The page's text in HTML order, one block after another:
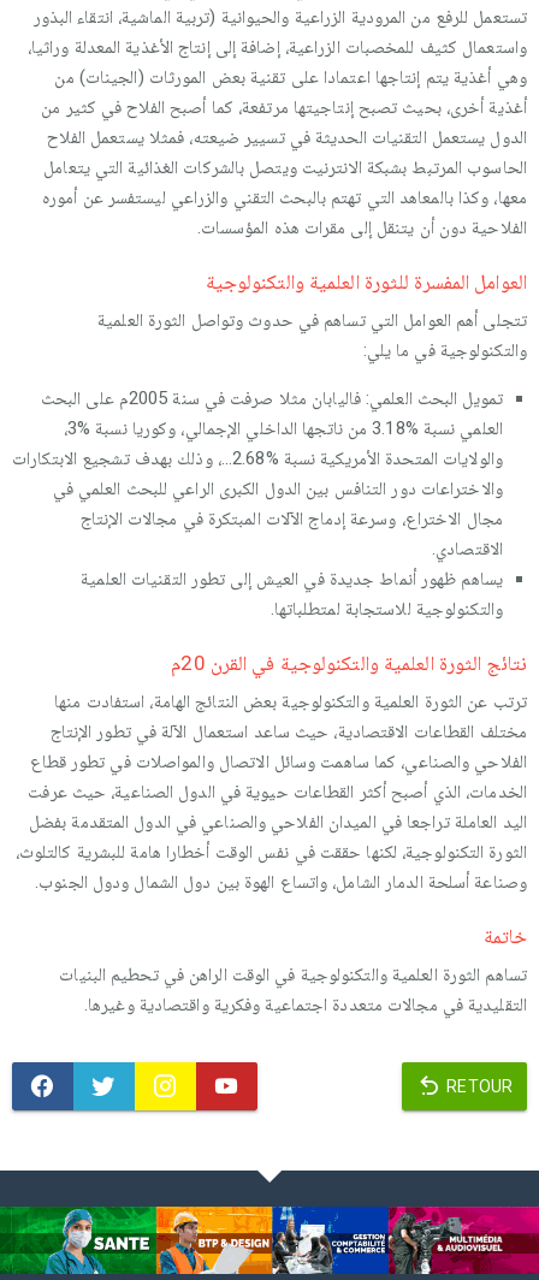
تستعمل للرفع من المرودية الزراعية والحيوانية (تربية الماشية، انتقاء البذور
واستعمال كثيف للمخصبات الزراعية، إضافة إلى إنتاج الأغذية المعدلة وراثيا،
وهي أغذية يتم إنتاجها اعتمادا على تقنية بعض المورثات (الجينات) من
أغذية أخرى، بحيث تصبح إنتاجيتها مرتفعة، كما أصبح الفلاح في كثير من
الدول يستعمل التقنيات الحديثة في تسيير ضيعته، فمثلا يستعمل الفلاح
الحاسوب المرتبط بشبكة الانترنيت ويتصل بالشركات الغذائية التي يتعامل
معها، وكذا بالمعاهد التي تهتم بالبحث التقني والزراعي ليستفسر عن أموره
الفلاحية دون أن يتنقل إلى مقرات هذه المؤسسات.
العوامل المفسرة للثورة العلمية والتكنولوجية
تتجلى أهم العوامل التي تساهم في حدوث وتواصل الثورة العلمية
والتكنولوجية في ما يلي:
تمويل البحث العلمي: فاليابان مثلا صرفت في سنة 2005م على البحث
العلمي نسبة %3.18 من ناتجها الداخلي الإجمالي، وكوريا نسبة %3،
والولايات المتحدة الأمريكية نسبة %2.68...، وذلك بهدف تشجيع الابتكارات
والاختراعات دور التنافس بين الدول الكبرى الراعي للبحث العلمي في
مجال الاختراع، وسرعة إدماج الآلات المبتكرة في مجالات الإنتاج
الاقتصادي.
يساهم ظهور أنماط جديدة في العيش إلى تطور التقنيات العلمية
والتكنولوجية للاستجابة لمتطلباتها.
نتائج الثورة العلمية والتكنولوجية في القرن 20م
ترتب عن الثورة العلمية والتكنولوجية بعض النتائج الهامة، استفادت منها
مختلف القطاعات الاقتصادية، حيث ساعد استعمال الآلة في تطور الإنتاج
الفلاحي والصناعي، كما ساهمت وسائل الاتصال والمواصلات في تطور قطاع
الخدمات، الذي أصبح أكثر القطاعات حيوية في الدول الصناعية، حيث عرفت
اليد العاملة تراجعا في الميدان الفلاحي والصناعي في الدول المتقدمة بفضل
الثورة التكنولوجية، لكنها حققت في نفس الوقت أخطارا هامة للبشرية كالتلوث،
وصناعة أسلحة الدمار الشامل، واتساع الهوة بين دول الشمال ودول الجنوب.
خاتمة
تساهم الثورة العلمية والتكنولوجية في الوقت الراهن في تحطيم البنيات
التقليدية في مجالات متعددة اجتماعية وفكرية واقتصادية وغيرها.
RETOUR